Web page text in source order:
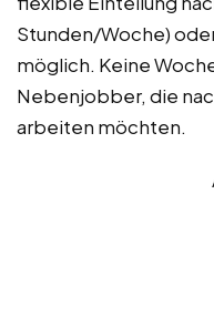
Stunden/Woche)
möglich. Keine
Nebenjobber, die
arbeiten möchten.